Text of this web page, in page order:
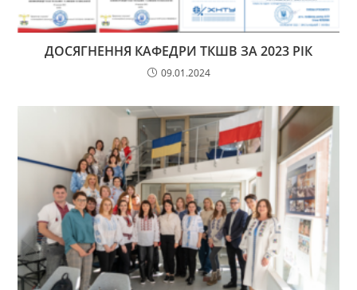
ДОСЯГНЕННЯ КАФЕДРИ ТКШВ ЗА 2023 РІК
09.01.2024